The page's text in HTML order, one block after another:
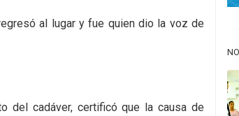
al lugar y fue quien dio la voz de
del cadáver, certificó que la causa de